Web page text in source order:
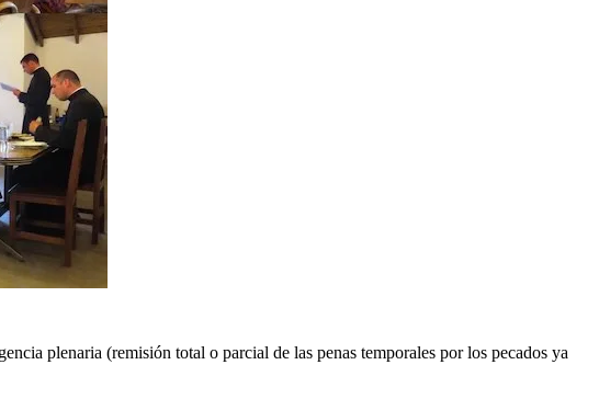
plenaria (remisión total o parcial de las penas temporales por los pecados ya